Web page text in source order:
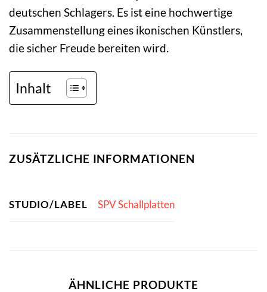
deutschen Schlagers. Es ist eine hochwertige
Zusammenstellung eines ikonischen Künstlers,
die sicher Freude bereiten wird.
Inhalt
ZUSÄTZLICHE INFORMATIONEN
STUDIO/LABEL SPV Schallplatten
ÄHNLICHE PRODUKTE